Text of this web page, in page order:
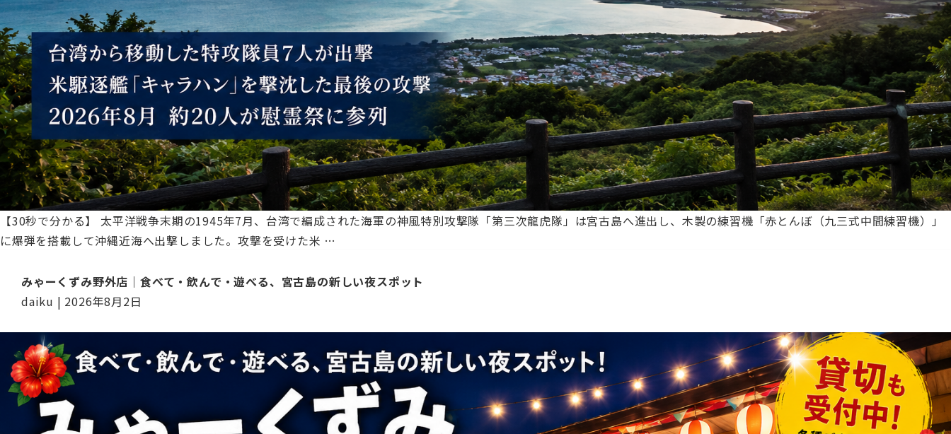
ー
ニ
ン
グ
メ
ン
バ
ー
募
集】
【30秒で分かる】 太平洋戦争末期の1945年7月、台湾で編成された海軍の神風特別攻撃隊「第三次龍虎隊」は宮古島へ進出し、木製の練習機「赤とんぼ（九三式中間練習機）」
に爆弾を搭載して沖縄近海へ出撃しました。攻撃を受けた米 …
練
と
ん
ぼ」
で
みゃーくずみ野外店｜食べて・飲んで・遊べる、宮古島の新しい夜スポット
daiku | 2026年8月2日